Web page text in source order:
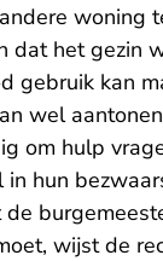
woning
het gezin
gebruik kan
wel
om hulp
hun
wijst de